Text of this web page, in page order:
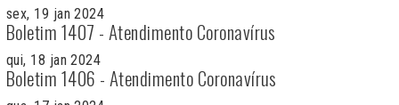
sex, 19 jan 2024
Boletim 1407 - Atendimento Coronavírus
qui, 18 jan 2024
Boletim 1406 - Atendimento Coronavírus